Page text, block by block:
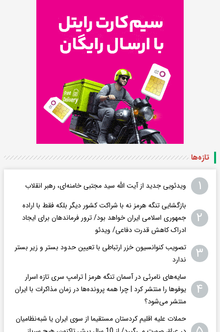
تازه‌ها
۱ ویدئویی جدید از آیت الله سید مجتبی خامنه‌ای، رهبر انقلاب
۲
بازگشایی تنگه هرمز نه با شراکت کشور دیگر بلکه فقط با اراده
جمهوری اسلامی ایران خواهد بود/ ترور فرماندهان برای ایجاد
ادراک کاهش قدرت دفاعی/ ویدئو
۳
تصویب کنوانسیون خزر ارتباطی با تعیین حدود بستر و زیر بستر
ندارد
۴
سایه‌های نامرئی در آسمان تنگه هرمز | ترامپ سری تازه اسرار
یوفوها را منتشر کرد | چرا همه پرونده‌ها در زمان مذاکرات با ایران
منتشر می‌شود؟
حملات علیه اقلیم کردستان مستقیما از سوی ایران یا شبه‌نظامیان